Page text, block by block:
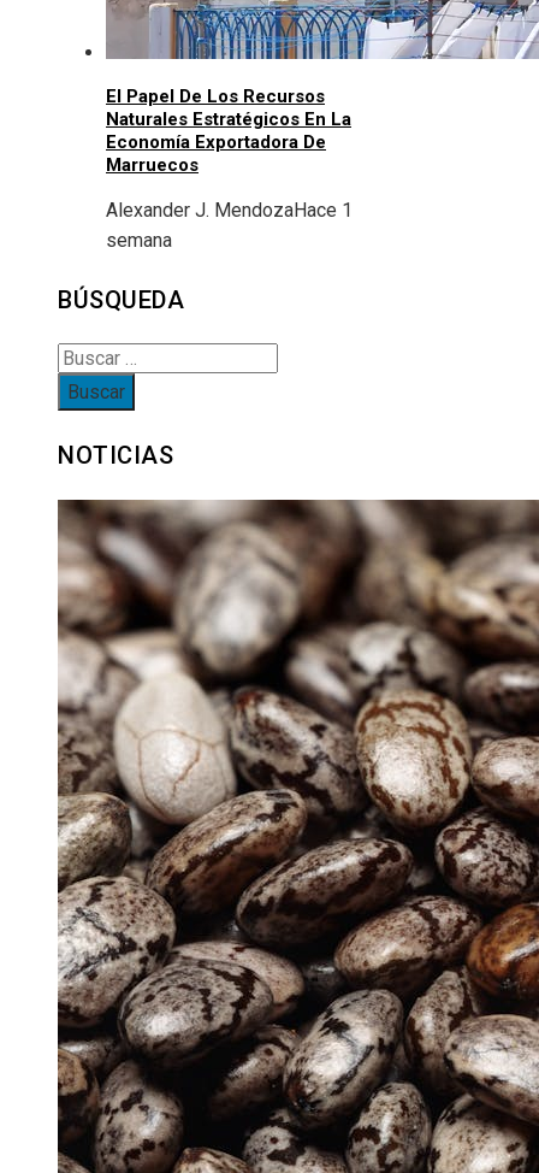
El Papel De Los Recursos
Naturales Estratégicos En La
Economía Exportadora De
Marruecos
Alexander J. MendozaHace 1
semana
BÚSQUEDA
Buscar:
NOTICIAS